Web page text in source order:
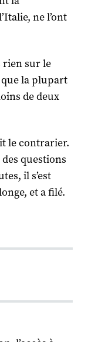
ne l’ont
rien sur le
que la plupart
de deux
le contrarier.
questions
il s’est
et a filé.